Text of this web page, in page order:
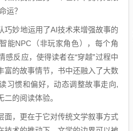
运？
巧妙地运用了AI技术来增强故事的
能NPC（非玩家角色），每个角
感反应，使得读者在“穿越”过程中
富的故事情节，书中还融入了大数
习惯和偏好，动态调整故事走向,
的阅读体验。
面，更在于它对传统文学叙事方式